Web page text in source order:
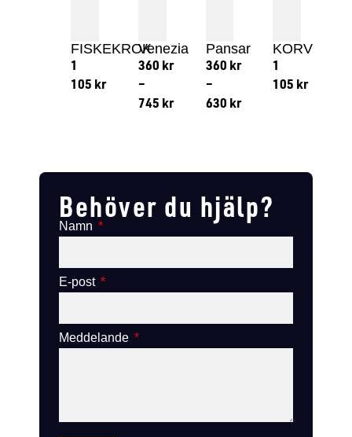
FISKEKROK
1
105 kr
Venezia
360 kr
–
745 kr
Pansar
360 kr
–
630 kr
KORV
1
105 kr
Behöver du hjälp?
Namn
E-post
Meddelande